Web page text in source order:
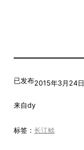
已发布2015年3月24日
来自dy
标签： 长江鲶